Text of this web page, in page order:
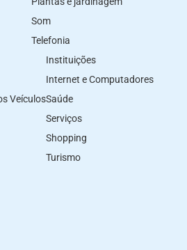
Som
Telefonia
Veículos
Instituições
Internet e Computadores
Saúde
Serviços
Shopping
Turismo